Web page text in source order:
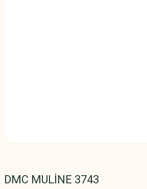
DMC MULİNE 3743